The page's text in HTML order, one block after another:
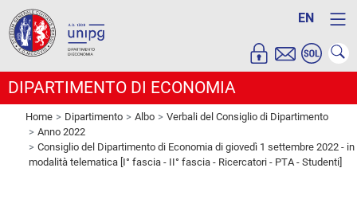
EN
DIPARTIMENTO DI ECONOMIA
Home Dipartimento Albo
Verbali del Consiglio di Dipartimento
Anno 2022
Consiglio del Dipartimento di Economia di giovedì 1 settembre 2022 - in
modalità telematica [I° fascia - II° fascia - Ricercatori - PTA - Studenti]